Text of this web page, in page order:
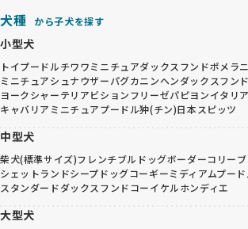
犬種 から子犬を探す
小型犬
トイプードルチワワミニチュアダックスフンドポメラ
ミニチュアシュナウザーパグカニンヘンダックスフンド
ヨークシャーテリアビションフリーゼパピヨンイタリ
キャバリア ミニチュアプードル狆(チン)日本スピッツ
中型犬
柴犬(標準サイズ)フレンチブルドッグボーダーコリー
シェットランドシープドッグコーギーミディアムプード
スタンダードダックスフンドコーイケルホンディエ
大型犬